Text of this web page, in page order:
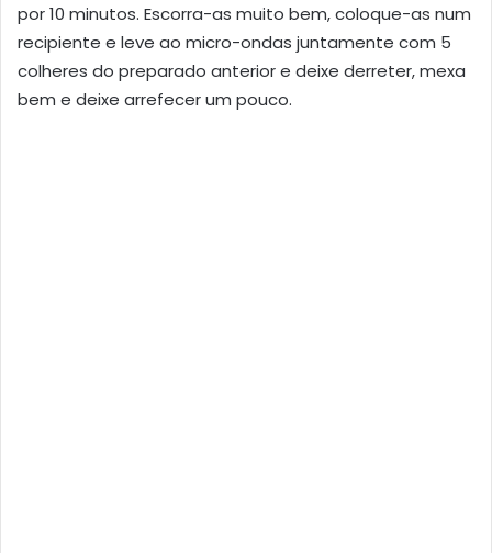
por 10 minutos. Escorra-as muito bem, coloque-as num
recipiente e leve ao micro-ondas juntamente com 5
colheres do preparado anterior e deixe derreter, mexa
bem e deixe arrefecer um pouco.